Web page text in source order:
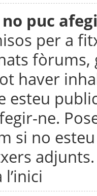
no puc
per a
fòrums,
haver
esteu
ne.
si no
adjunts.